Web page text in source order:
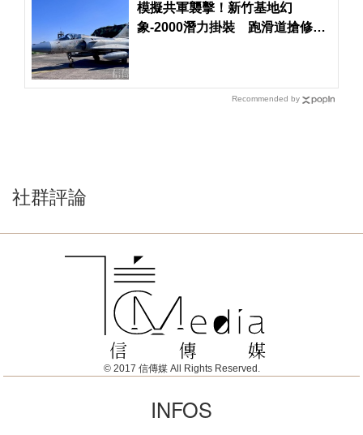
模擬共軍襲擊！新竹基地幻
象-2000潛力掛裝 跑滑道搶修後
Recommended by
社群評論
© 2017 信傳媒 All Rights Reserved.
INFOS